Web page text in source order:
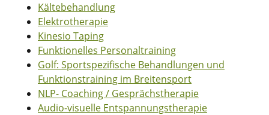
Kältebehandlung
Elektrotherapie
Kinesio Taping
Funktionelles Personaltraining
Golf: Sportspezifische Behandlungen und
Funktionstraining im Breitensport
NLP- Coaching / Gesprächstherapie
Audio-visuelle Entspannungstherapie